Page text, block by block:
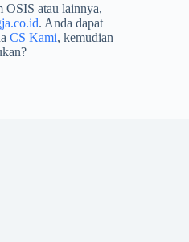
OSIS atau lainnya,
. Anda dapat
CS Kami, kemudian